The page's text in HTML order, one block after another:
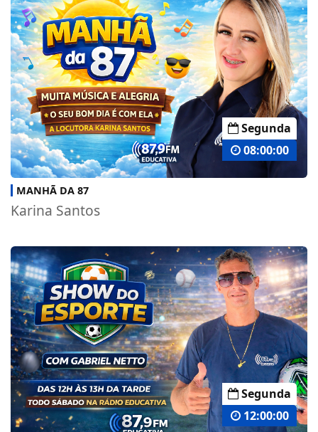
Segunda
08:00:00
MANHÃ DA 87
Karina Santos
Segunda
12:00:00